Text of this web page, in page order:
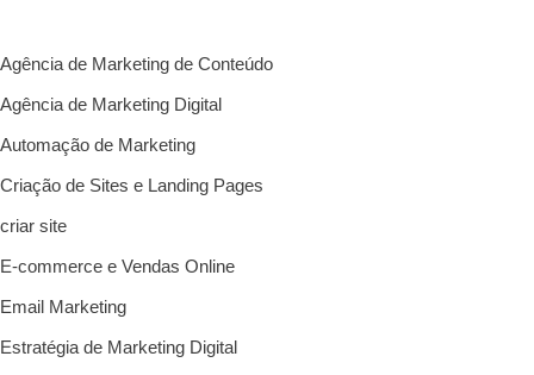
Agência de Marketing de Conteúdo
Agência de Marketing Digital
Automação de Marketing
Criação de Sites e Landing Pages
criar site
E-commerce e Vendas Online
Email Marketing
Estratégia de Marketing Digital